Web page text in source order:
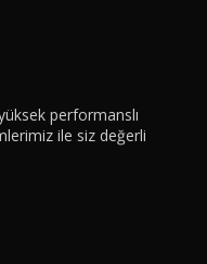
performanslı
ile siz değerli